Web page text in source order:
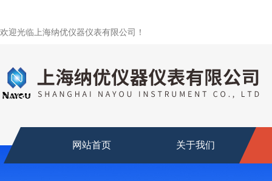
欢迎光临上海纳优仪器仪表有限公司！
网站首页 关于我们